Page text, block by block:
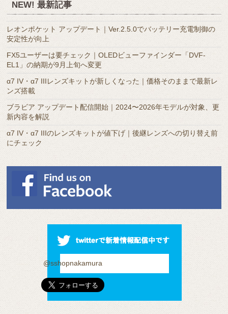
ー
カ
イ
ブ
NEW! 最新記事
レオンポケット アップデート｜Ver.2.5.0でバッテリー充電制御の
安定性が向上
FX5ユーザーは要チェック｜OLEDビューファインダー「DVF-
EL1」の納期が9月上旬へ変更
α7 IV・α7 IIIレンズキットが新しくなった｜価格そのままで最新レ
ンズ搭載
ブラビア アップデート配信開始｜2024〜2026年モデルが対象、更
新内容を解説
α7 IV・α7 IIIのレンズキットが値下げ｜後継レンズへの切り替え前
にチェック
@sshopnakamura